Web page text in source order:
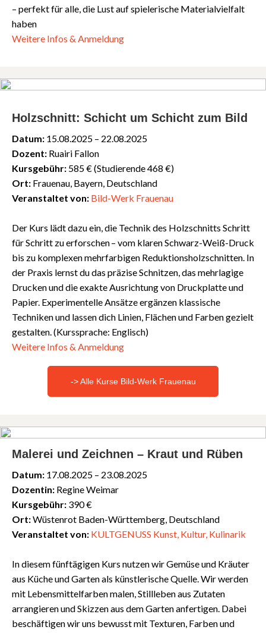
– perfekt für alle, die Lust auf spielerische Materialvielfalt
haben
Weitere Infos & Anmeldung
Holzschnitt: Schicht um Schicht zum Bild
Datum: 15.08.2025 – 22.08.2025
Dozent: Ruairi Fallon
Kursgebühr: 585 € (Studierende 468 €)
Ort: Frauenau, Bayern, Deutschland
Veranstaltet von: Bild-Werk Frauenau
Der Kurs lädt dazu ein, die Technik des Holzschnitts Schritt
für Schritt zu erforschen – vom klaren Schwarz-Weiß-Druck
bis zu komplexen mehrfarbigen Reduktionsholzschnitten. In
der Praxis lernst du das präzise Schnitzen, das mehrlagige
Drucken und die exakte Ausrichtung von Druckplatte und
Papier. Experimentelle Ansätze ergänzen klassische
Techniken und lassen dich Linien, Flächen und Farben gezielt
gestalten. (Kurssprache: Englisch)
Weitere Infos & Anmeldung
-> Alle Kurse Bild-Werk Frauenau
Malerei und Zeichnen – Kraut und Rüben
Datum: 17.08.2025 – 23.08.2025
Dozentin: Regine Weimar
Kursgebühr: 390 €
Ort:Wüstenrot Baden-Württemberg, Deutschland
Veranstaltet von: KULTGENUSS Kunst, Kultur, Kulinarik
In diesem fünftägigen Kurs nutzen wir Gemüse und Kräuter
aus Küche und Garten als künstlerische Quelle. Wir werden
mit Lebensmittelfarben malen, Stillleben aus Zutaten
arrangieren und Skizzen aus dem Garten anfertigen. Dabei
beschäftigen wir uns bewusst mit Texturen, Farben und